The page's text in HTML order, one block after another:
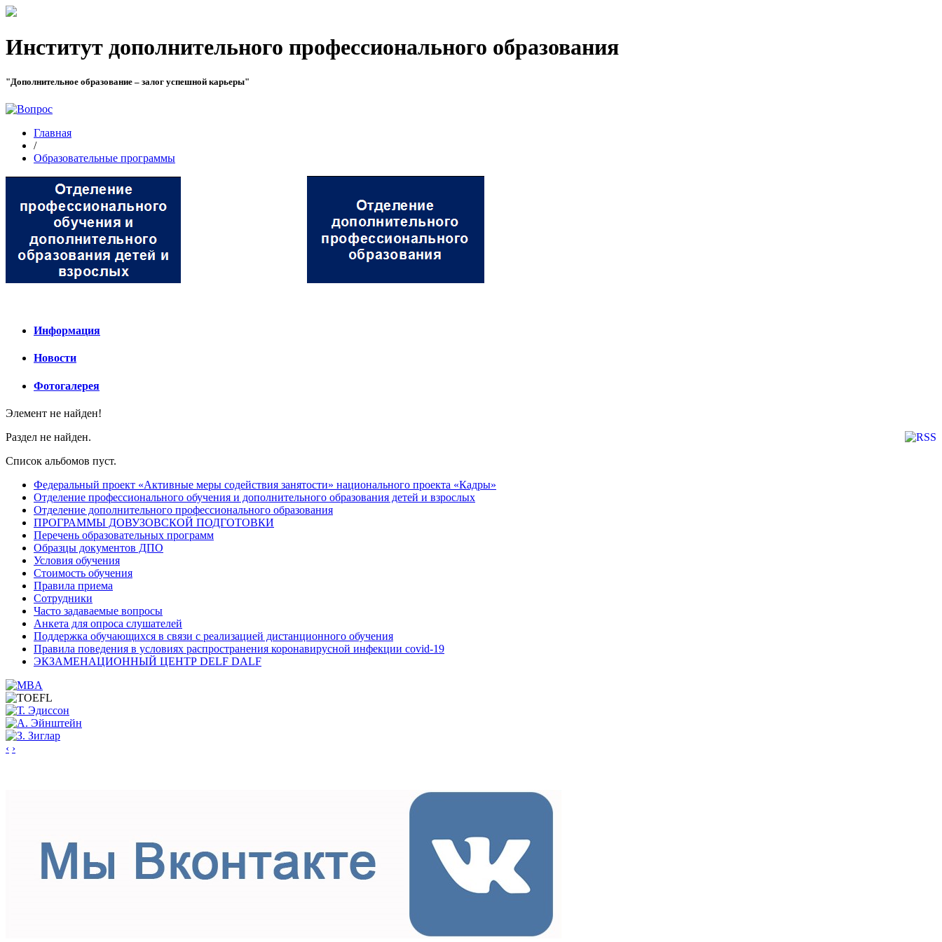
Институт дополнительного профессионального образования
"Дополнительное образование – залог успешной карьеры"
Главная
/
Образовательные программы
Информация
Новости
Фотогалерея
Элемент не найден!
Раздел не найден.
Список альбомов пуст.
Федеральный проект «Активные меры содействия занятости» национального проекта «Кадры»
Отделение профессионального обучения и дополнительного образования детей и взрослых
Отделение дополнительного профессионального образования
ПРОГРАММЫ ДОВУЗОВСКОЙ ПОДГОТОВКИ
Перечень образовательных программ
Образцы документов ДПО
Условия обучения
Стоимость обучения
Правила приема
Сотрудники
Часто задаваемые вопросы
Анкета для опроса слушателей
Поддержка обучающихся в связи с реализацией дистанционного обучения
Правила поведения в условиях распространения коронавирусной инфекции covid-19
ЭКЗАМЕНАЦИОННЫЙ ЦЕНТР DELF DALF
‹ ›